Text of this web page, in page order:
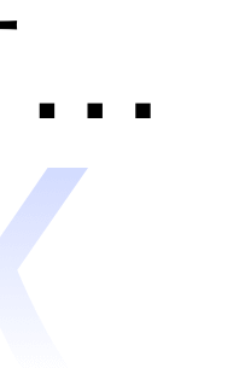
共有分类：开发者工具